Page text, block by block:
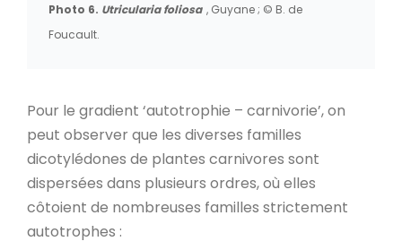
Photo 6. Utricularia foliosa , Guyane ; © B. de
Foucault.
Pour le gradient ‘autotrophie – carnivorie’, on
peut observer que les diverses familles
dicotylédones de plantes carnivores sont
dispersées dans plusieurs ordres, où elles
côtoient de nombreuses familles strictement
autotrophes :